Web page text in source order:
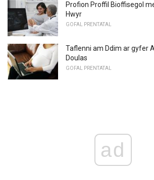
Profion Proffil Bioffisegol
Hwyr
GOFAL PRENTATAL
Taflenni am Ddim ar gyfer
Doulas
GOFAL PRENTATAL
ad